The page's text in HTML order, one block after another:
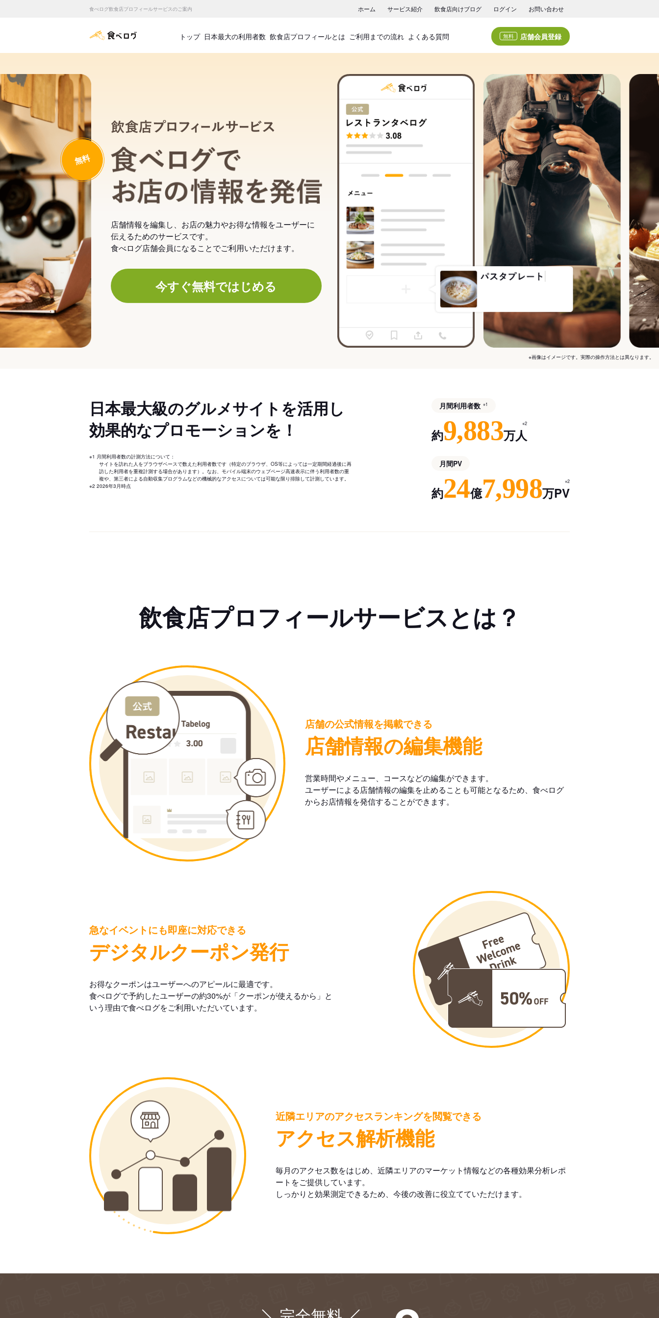
食べログ飲食店プロフィールサービスのご案内 ホーム サービス紹介 飲食店向けブログ ログイン お問い合わせ
食べログ店舗管理画面
トップ 日本最大の利用者数 飲食店プロフィールとは ご利用までの流れ よくある質問 無料 店舗会員登録
飲食店プロフィールサービス
食べログでお店の情報を発信
無料
店舗情報を編集し、お店の魅力やお得な情報をユーザーに
伝えるためのサービスです。
食べログ店舗会員になることでご利用いただけます。
今すぐ無料ではじめる
※画像はイメージです。実際の操作方法とは異なります。
日本最大級のグルメサイトを活用し
効果的なプロモーションを！
※1 月間利用者数の計測方法について：
サイトを訪れた人をブラウザベースで数えた利用者数です（特定のブラウザ、OS等によっては一定期間経過後に再
訪した利用者を重複計測する場合があります）。なお、モバイル端末のウェブページ高速表示に伴う利用者数の重
複や、第三者による自動収集プログラムなどの機械的なアクセスについては可能な限り排除して計測しています。
※2 2026年3月時点
月間利用者数 ※1
約9,883万人
※2
月間PV
約24億7,998万PV
※2
飲食店プロフィールサービスとは？
店舗の公式情報を掲載できる
店舗情報の編集機能
営業時間やメニュー、コースなどの編集ができます。
ユーザーによる店舗情報の編集を止めることも可能となるため、食べログ
からお店情報を発信することができます。
急なイベントにも即座に対応できる
デジタルクーポン発行
お得なクーポンはユーザーへのアピールに最適です。
食べログで予約したユーザーの約30%が「クーポンが使えるから」と
いう理由で食べログをご利用いただいています。
近隣エリアのアクセスランキングを閲覧できる
アクセス解析機能
毎月のアクセス数をはじめ、近隣エリアのマーケット情報などの各種効果分析レポ
ートをご提供しています。
しっかりと効果測定できるため、今後の改善に役立てていただけます。